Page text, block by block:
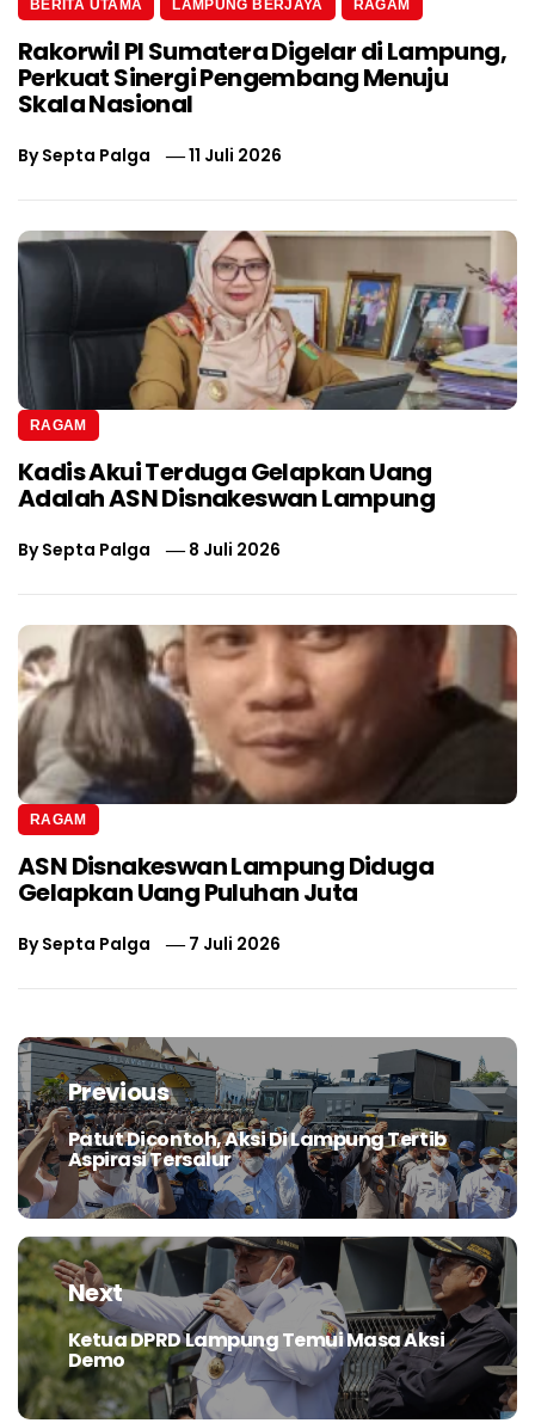
BERITA UTAMA LAMPUNG BERJAYA RAGAM
Rakorwil PI Sumatera Digelar di Lampung,
Perkuat Sinergi Pengembang Menuju
Skala Nasional
BySepta Palga 11 Juli 2026
RAGAM
Kadis Akui Terduga Gelapkan Uang
Adalah ASN Disnakeswan Lampung
BySepta Palga 8 Juli 2026
RAGAM
ASN Disnakeswan Lampung Diduga
Gelapkan Uang Puluhan Juta
BySepta Palga 7 Juli 2026
Navigasi
posPrevious
Previous
post:
Patut Dicontoh, Aksi Di Lampung Tertib
Aspirasi Tersalur
Next
Next
post:
Ketua DPRD Lampung Temui Masa Aksi
Demo